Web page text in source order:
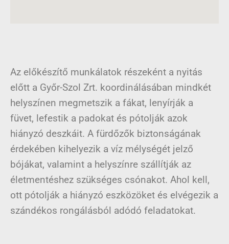
Az előkészítő munkálatok részeként a nyitás
előtt a Győr-Szol Zrt. koordinálásában mindkét
helyszínen megmetszik a fákat, lenyírják a
füvet, lefestik a padokat és pótolják azok
hiányzó deszkáit. A fürdőzők biztonságának
érdekében kihelyezik a víz mélységét jelző
bójákat, valamint a helyszínre szállítják az
életmentéshez szükséges csónakot. Ahol kell,
ott pótolják a hiányzó eszközöket és elvégezik a
szándékos rongálásból adódó feladatokat.